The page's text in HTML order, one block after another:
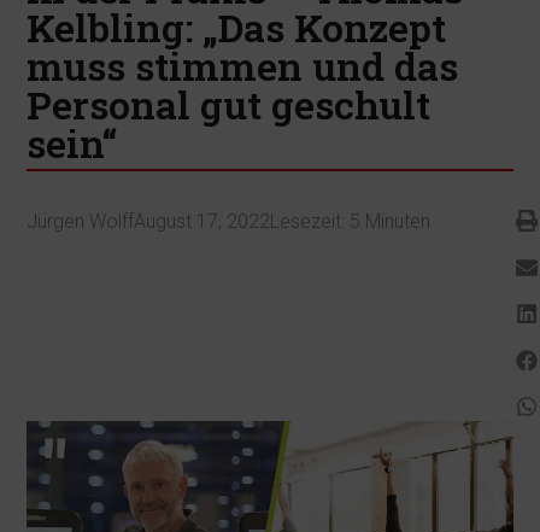
Kelbling: „Das Konzept
muss stimmen und das
Personal gut geschult
sein“
Jürgen WolffAugust 17, 2022Lesezeit: 5 Minuten